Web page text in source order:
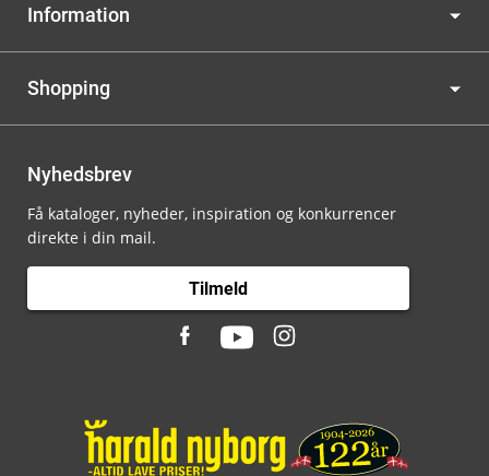
Information
Shopping
Nyhedsbrev
Få kataloger, nyheder, inspiration og konkurrencer
direkte i din mail.
Tilmeld